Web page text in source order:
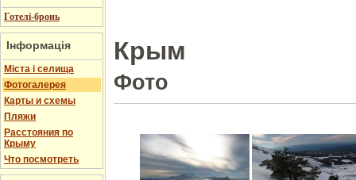
Готелі-бронь
Інформація
Міста і селища
Фотогалерея
Карты и схемы
Пляжи
Расстояния по
Крыму
Что посмотреть
Крым
Фото